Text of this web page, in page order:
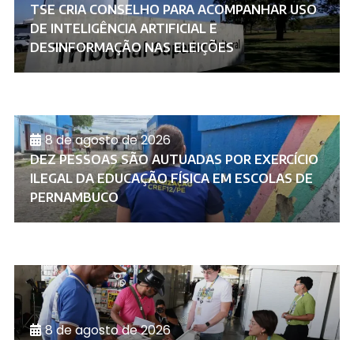
TSE CRIA CONSELHO PARA ACOMPANHAR USO
DE INTELIGÊNCIA ARTIFICIAL E
DESINFORMAÇÃO NAS ELEIÇÕES
8 de agosto de 2026
DEZ PESSOAS SÃO AUTUADAS POR EXERCÍCIO
ILEGAL DA EDUCAÇÃO FÍSICA EM ESCOLAS DE
PERNAMBUCO
8 de agosto de 2026